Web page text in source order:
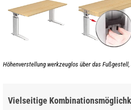
Höhenverstellung werkzeuglos über das
Vielseitige